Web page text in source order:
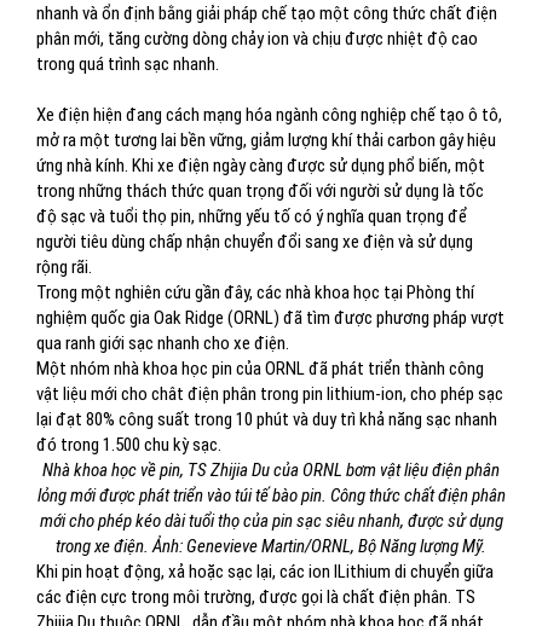
nhanh và ổn định bằng giải pháp chế tạo một công thức chất điện
phân mới, tăng cường dòng chảy ion và chịu được nhiệt độ cao
trong quá trình sạc nhanh.
Xe điện hiện đang cách mạng hóa ngành công nghiệp chế tạo ô tô,
mở ra một tương lai bền vững, giảm lượng khí thải carbon gây hiệu
ứng nhà kính. Khi xe điện ngày càng được sử dụng phổ biến, một
trong những thách thức quan trọng đối với người sử dụng là tốc
độ sạc và tuổi thọ pin, những yếu tố có ý nghĩa quan trọng để
người tiêu dùng chấp nhận chuyển đổi sang xe điện và sử dụng
rộng rãi.
Trong một nghiên cứu gần đây, các nhà khoa học tại Phòng thí
nghiệm quốc gia Oak Ridge (ORNL) đã tìm được phương pháp vượt
qua ranh giới sạc nhanh cho xe điện.
Một nhóm nhà khoa học pin của ORNL đã phát triển thành công
vật liệu mới cho chât điện phân trong pin lithium-ion, cho phép sạc
lại đạt 80% công suất trong 10 phút và duy trì khả năng sạc nhanh
đó trong 1.500 chu kỳ sạc.
Nhà khoa học về pin, TS Zhijia Du của ORNL bơm vật liệu điện phân
lỏng mới được phát triển vào túi tế bào pin. Công thức chất điện phân
mới cho phép kéo dài tuổi thọ của pin sạc siêu nhanh, được sử dụng
trong xe điện. Ảnh: Genevieve Martin/ORNL, Bộ Năng lượng Mỹ.
Khi pin hoạt động, xả hoặc sạc lại, các ion lLithium di chuyển giữa
các điện cực trong môi trường, được gọi là chất điện phân. TS